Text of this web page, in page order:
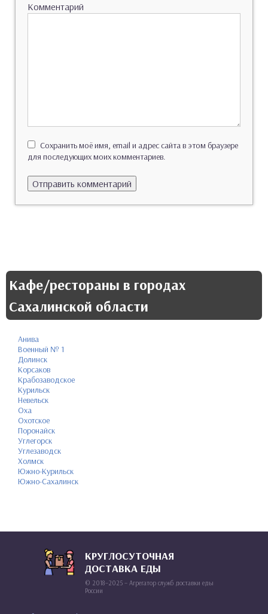
Комментарий
Сохранить моё имя, email и адрес сайта в этом браузере
для последующих моих комментариев.
Кафе/рестораны в городах
Сахалинской области
Анива
Военный № 1
Долинск
Корсаков
Крабозаводское
Курильск
Невельск
Оха
Охотское
Поронайск
Углегорск
Углезаводск
Холмск
Южно-Курильск
Южно-Сахалинск
КРУГЛОСУТОЧНАЯ
ДОСТАВКА ЕДЫ
© 2018–2025 – Агрегатор служб доставки еды
России